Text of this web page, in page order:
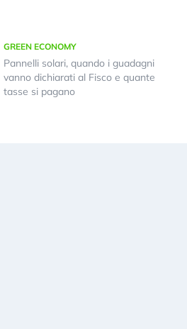
GREEN ECONOMY
Pannelli solari, quando i guadagni
vanno dichiarati al Fisco e quante
tasse si pagano